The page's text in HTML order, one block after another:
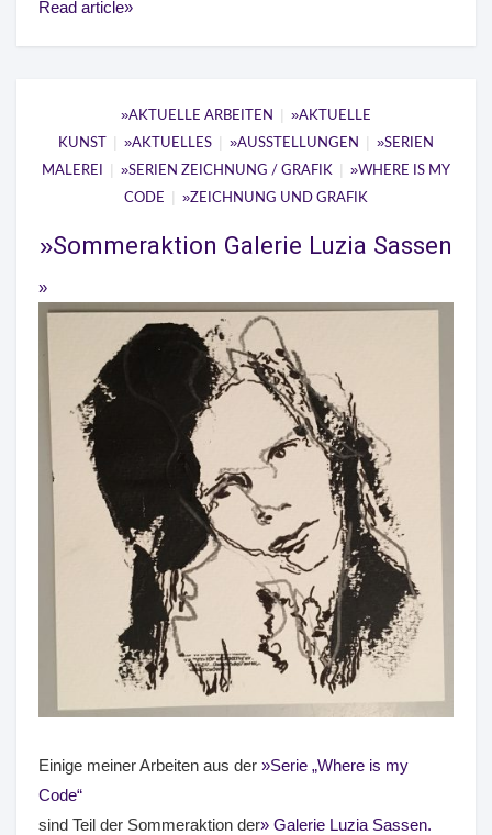
Read article
AKTUELLE ARBEITEN |
AKTUELLE
KUNST
| AKTUELLES | AUSSTELLUNGEN |
SERIEN
MALEREI
| SERIEN ZEICHNUNG / GRAFIK |
WHERE IS MY
CODE
| ZEICHNUNG UND GRAFIK
Sommeraktion Galerie Luzia Sassen
Einige meiner Arbeiten aus der
Serie „Where is my
Code“
sind Teil der Sommeraktion der
Galerie Luzia Sassen.